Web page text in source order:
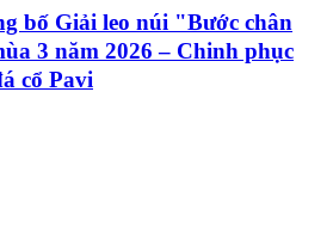
bố Giải leo núi "Bước chân
3 năm 2026 – Chinh phục
cổ Pavi